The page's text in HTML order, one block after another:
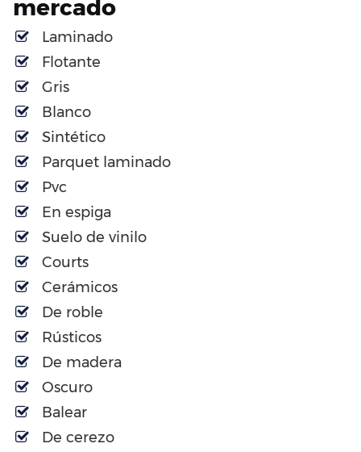
mercado
Laminado
Flotante
Gris
Blanco
Sintético
Parquet laminado
Pvc
En espiga
Suelo de vinilo
Courts
Cerámicos
De roble
Rústicos
De madera
Oscuro
Balear
De cerezo